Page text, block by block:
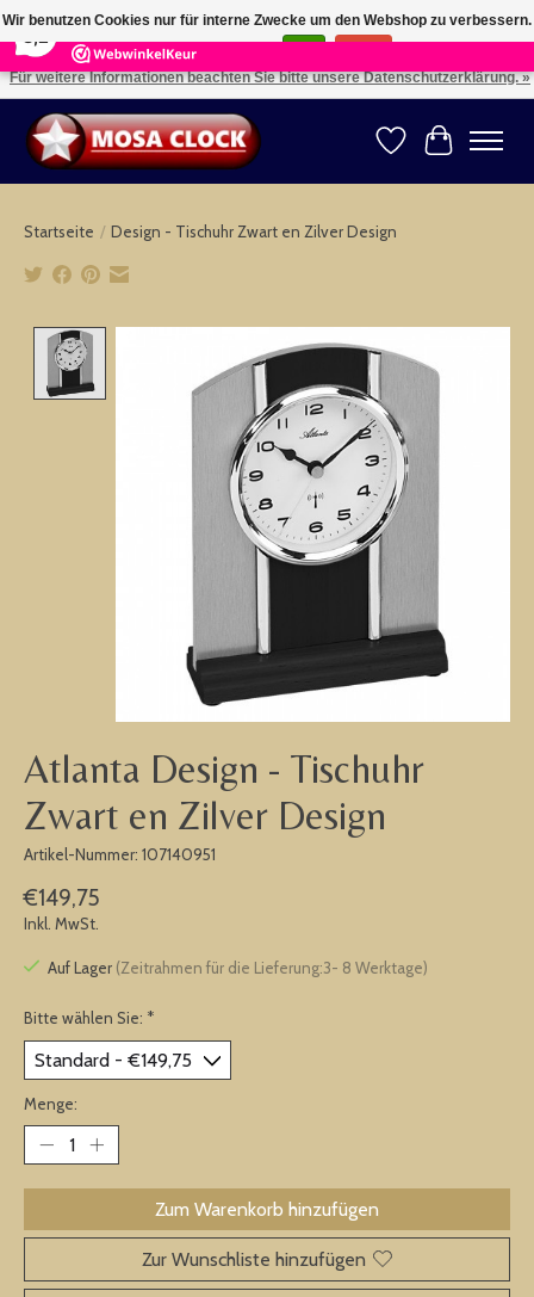
164 Reviews ×
Kies uw taal: NL -- Wählen Sie ihre Sprache: DE -- Choose your language: EN ⇓ ⇒
Wunschzettel
Ihr
Startseite / Design - Tischuhr Zwart en Zilver Design
Product image slideshow Items
Atlanta Design - Tischuhr
Zwart en Zilver Design
Artikel-Nummer: 107140951
€149,75
Inkl. MwSt.
Auf Lager (Zeitrahmen für die Lieferung:3- 8 Werktage)
Bitte wählen Sie: *
Menge:
Zum Warenkorb hinzufügen
Zur Wunschliste hinzufügen
Wir benutzen Cookies nur für interne Zwecke um den Webshop zu verbessern.
Ist das in Ordnung?
Für weitere Informationen beachten Sie bitte unsere Datenschutzerklärung. »